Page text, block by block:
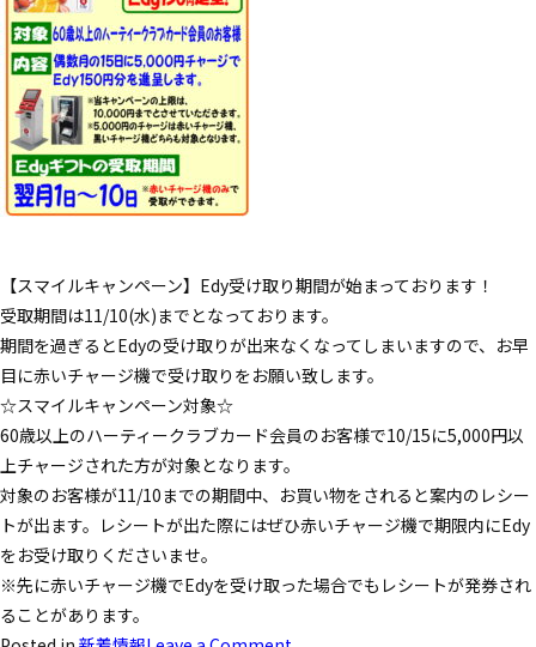
Instagram
【スマイルキャンペーン】Edy受け取り期間が始まっております！
受取期間は11/10(水)までとなっております。
期間を過ぎるとEdyの受け取りが出来なくなってしまいますので、お早
目に赤いチャージ機で受け取りをお願い致します。
☆スマイルキャンペーン対象☆
60歳以上のハーティークラブカード会員のお客様で10/15に5,000円以
上チャージされた方が対象となります。
対象のお客様が11/10までの期間中、お買い物をされると案内のレシー
トが出ます。レシートが出た際にはぜひ赤いチャージ機で期限内にEdy
をお受け取りくださいませ。
※先に赤いチャージ機でEdyを受け取った場合でもレシートが発券され
ることがあります。